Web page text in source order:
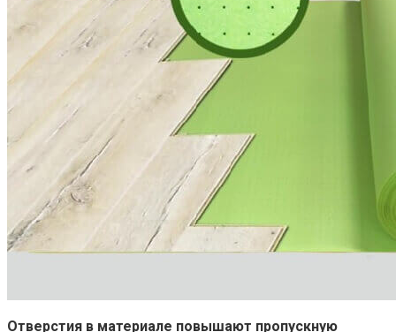
Отверстия в материале повышают пропускную